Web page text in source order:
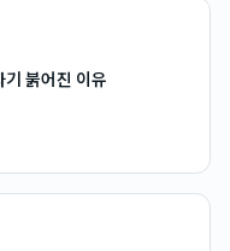
붉어진 이유